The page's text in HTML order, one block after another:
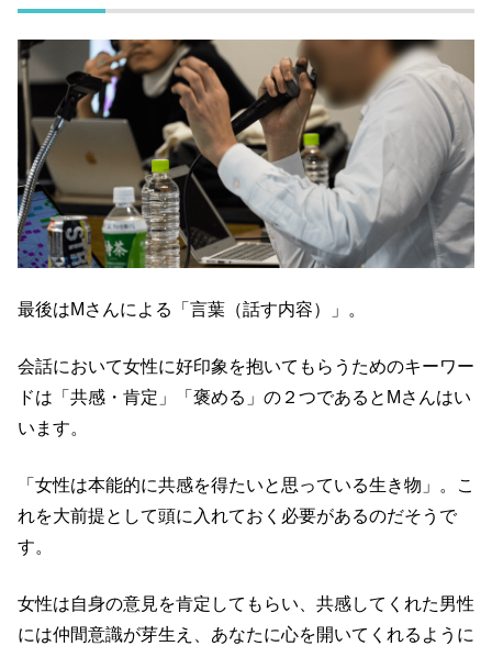
最後はMさんによる「言葉（話す内容）」。
会話において女性に好印象を抱いてもらうためのキーワー
ドは「共感・肯定」「褒める」の２つであるとMさんはい
います。
「女性は本能的に共感を得たいと思っている生き物」。こ
れを大前提として頭に入れておく必要があるのだそうで
す。
女性は自身の意見を肯定してもらい、共感してくれた男性
には仲間意識が芽生え、あなたに心を開いてくれるように